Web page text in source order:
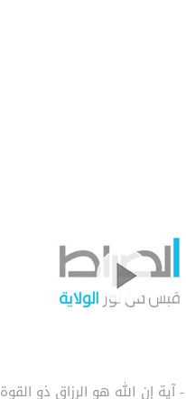
اقرأ وتدبر 787 - آية إن الله هو الرزاق ذو القوة